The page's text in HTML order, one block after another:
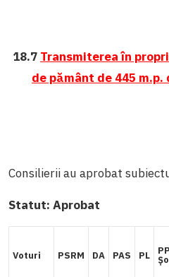
18.7 Transmiterea în
de pământ de 445
Consilierii au aprobat
Statut: Aprobat
Voturi PSRM DA PAS PL PP